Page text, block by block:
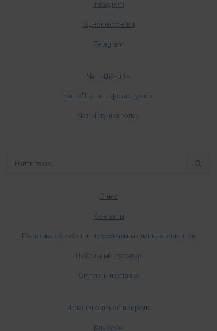
Instagram
Одноклассники
Telegram
Чат «Ціў-ціў»
Чат «Птушкі з фотастужкі»
Чат «Птушка года»
О нас
Контакты
Политика обработки персональных данных клиентов
Публичный договор
Оплата и доставка
Издания о дикой природе
Клуб200